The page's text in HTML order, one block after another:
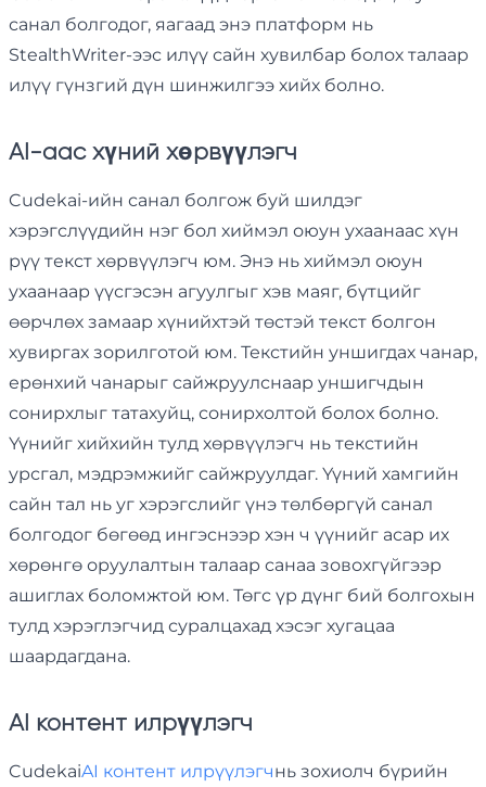
санал болгодог, яагаад энэ платформ нь
StealthWriter-ээс илүү сайн хувилбар болох талаар
илүү гүнзгий дүн шинжилгээ хийх болно.
AI-аас хүний ​​хөрвүүлэгч
Cudekai-ийн санал болгож буй шилдэг
хэрэгслүүдийн нэг бол хиймэл оюун ухаанаас хүн
рүү текст хөрвүүлэгч юм. Энэ нь хиймэл оюун
ухаанаар үүсгэсэн агуулгыг хэв маяг, бүтцийг
өөрчлөх замаар хүнийхтэй төстэй текст болгон
хувиргах зорилготой юм. Текстийн уншигдах чанар,
ерөнхий чанарыг сайжруулснаар уншигчдын
сонирхлыг татахуйц, сонирхолтой болох болно.
Үүнийг хийхийн тулд хөрвүүлэгч нь текстийн
урсгал, мэдрэмжийг сайжруулдаг. Үүний хамгийн
сайн тал нь уг хэрэгслийг үнэ төлбөргүй санал
болгодог бөгөөд ингэснээр хэн ч үүнийг асар их
хөрөнгө оруулалтын талаар санаа зовохгүйгээр
ашиглах боломжтой юм. Төгс үр дүнг бий болгохын
тулд хэрэглэгчид суралцахад хэсэг хугацаа
шаардагдана.
AI контент илрүүлэгч
CudekaiAI контент илрүүлэгчнь зохиолч бүрийн